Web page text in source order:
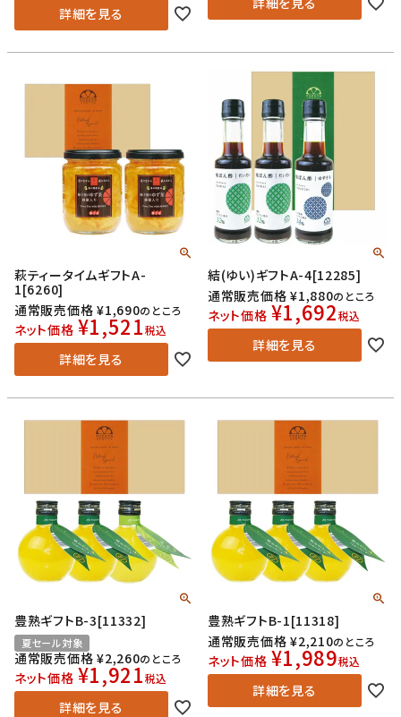
詳細を見る
萩ティータイムギフトA-
1[6260]
通常販売価格 ¥1,690のところ
ネット価格 ¥1,521税込
詳細を見る
結(ゆい)ギフトA-4[12285]
通常販売価格 ¥1,880のところ
ネット価格 ¥1,692税込
詳細を見る
豊熟ギフトB-3[11332]
夏セール対象
通常販売価格 ¥2,260のところ
ネット価格 ¥1,921税込
詳細を見る
豊熟ギフトB-1[11318]
通常販売価格 ¥2,210のところ
ネット価格 ¥1,989税込
詳細を見る